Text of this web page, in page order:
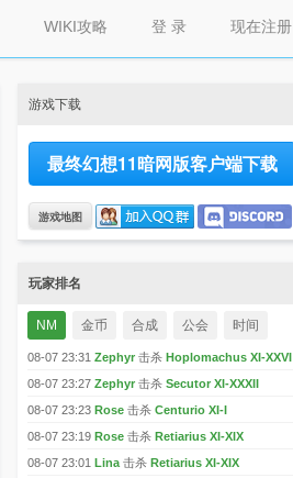
现在注册
登 录
WIKI攻略
游戏下载
最终幻想11暗网版客户端下载
游戏地图
玩家排名
NM 金币 合成 公会 时间
08-07 23:31 Zephyr 击杀 Hoplomachus XI-XXVI
08-07 23:27 Zephyr 击杀 Secutor XI-XXXII
08-07 23:23 Rose 击杀 Centurio XI-I
08-07 23:19 Rose 击杀 Retiarius XI-XIX
08-07 23:01 Lina 击杀 Retiarius XI-XIX